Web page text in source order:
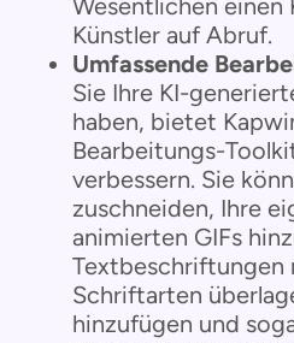
Künstler auf Abruf.
Umfassende
Sie Ihre KI-
haben, bietet
Bearbeitungs-
verbessern. Sie
zuschneiden, Ihre
animierten GIFs
Textbeschriftungen
Schriftarten
hinzufügen und